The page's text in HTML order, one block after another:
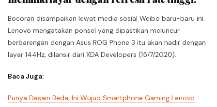
Bocoran disampaikan lewat media sosial Weibo baru-baru ini.
Lenovo mengatakan ponsel yang dipastikan meluncur
berbarengan dengan Asus ROG Phone 3 itu akan hadir dengan
layar 144Hz, dilansir dari XDA Developers (15/7/2020).
Baca Juga:
Punya Desain Beda, Ini Wujud Smartphone Gaming Lenovo